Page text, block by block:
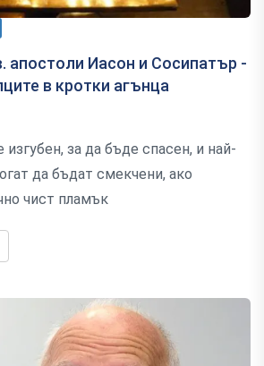
апостоли Иасон и Сосипатър -
в кротки агънца
за да бъде спасен, и най-
да бъдат смекчени, ако
чист пламък